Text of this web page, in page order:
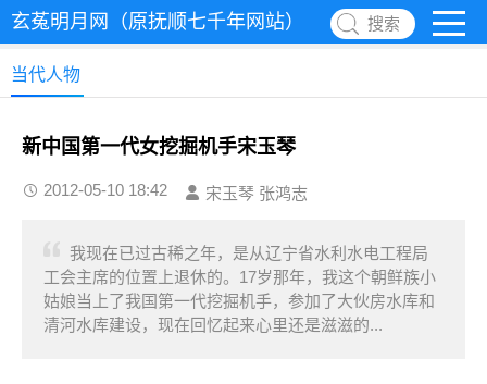
玄菟明月网（原抚顺七千年网站） 搜索
当代人物
新中国第一代女挖掘机手宋玉琴
2012-05-10 18:42 宋玉琴 张鸿志
我现在已过古稀之年，是从辽宁省水利水电工程局
工会主席的位置上退休的。17岁那年，我这个朝鲜族小
姑娘当上了我国第一代挖掘机手，参加了大伙房水库和
清河水库建设，现在回忆起来心里还是滋滋的...